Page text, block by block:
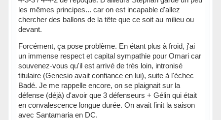
les mêmes principes... car on est incapable d'allez
chercher des ballons de la tête que ce soit au milieu ou
devant.
Forcément, ça pose problème. En étant plus à froid, j'ai
un immense respect et capital sympathie pour Omari car
souvenez-vous qu'il est arrivé de très loin, intronisé
titulaire (Genesio avait confiance en lui), suite à l'échec
Badé. Je me rappelle encore, on se plaignait sur la
défense (déjà) d'avoir que 3 défenseurs + Gélin qui était
en convalescence longue durée. On avait finit la saison
avec Santamaria en DC.